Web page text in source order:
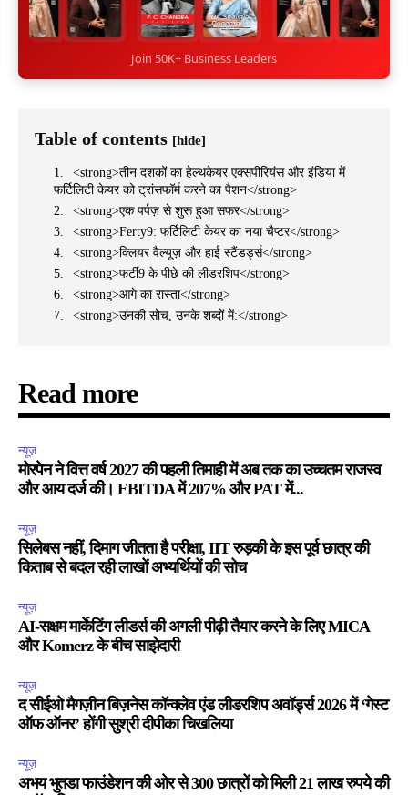
Join 50K+ Business Leaders
Table of contents [hide]
<strong>तीन दशकों का हेल्थकेयर एक्सपीरियंस और इंडिया में
फर्टिलिटी केयर को ट्रांसफॉर्म करने का पैशन</strong>
<strong>एक पर्पज़ से शुरू हुआ सफर</strong>
<strong>Ferty9: फर्टिलिटी केयर का नया चैप्टर</strong>
<strong>क्लियर वैल्यूज़ और हाई स्टैंडर्ड्स</strong>
<strong>फर्टी9 के पीछे की लीडरशिप</strong>
<strong>आगे का रास्ता</strong>
<strong>उनकी सोच, उनके शब्दों में:</strong>
Read more
न्यूज़
मोरपेन ने वित्त वर्ष 2027 की पहली तिमाही में अब तक का उच्चतम राजस्व
और आय दर्ज की। EBITDA में 207% और PAT में...
न्यूज़
सिलेबस नहीं, दिमाग जीतता है परीक्षा, IIT रुड़की के इस पूर्व छात्र की
किताब से बदल रही लाखों अभ्यर्थियों की सोच
न्यूज़
AI-सक्षम मार्केटिंग लीडर्स की अगली पीढ़ी तैयार करने के लिए MICA
और Komerz के बीच साझेदारी
न्यूज़
द सीईओ मैगज़ीन बिज़नेस कॉन्क्लेव एंड लीडरशिप अवॉर्ड्स 2026 में ‘गेस्ट
ऑफ ऑनर’ होंगी सुश्री दीपीका चिखलिया
न्यूज़
अभय भुतडा फाउंडेशन की ओर से 300 छात्रों को मिली 21 लाख रुपये की